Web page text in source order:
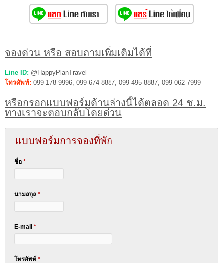
จองด่วน หรือ สอบถามเพิ่มเติมได้ที่
Line ID: @HappyPlanTravel
โทรศัพท์: 099-178-9996, 099-674-8887, 099-495-8887, 099-062-7999
หรือกรอกแบบฟอร์มด้านล่างนี้ได้ตลอด 24 ช.ม.
ทางเราจะตอบกลับโดยด่วน
แบบฟอร์มการจองที่พัก
ชื่อ *
นามสกุล *
E-mail *
โทรศัพท์ *